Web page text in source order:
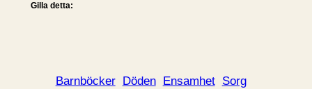
Gilla detta:
Barnböcker Döden Ensamhet Sorg